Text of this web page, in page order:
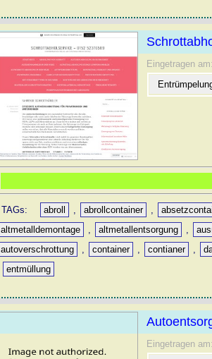
Eingetragen
TAGs: abroll , abrollcontainer ,
altmetalldemontage
, altmetallentsorgung ,
autoverschrottung
, container , contianer ,
entmüllung
Eingetragen